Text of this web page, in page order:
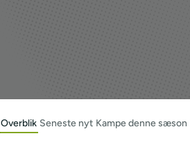
Overblik Seneste nyt Kampe denne sæson